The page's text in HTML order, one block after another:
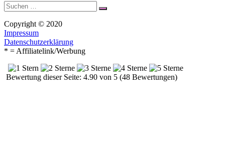
Suche
nach:
Suchen
Copyright © 2020
Impressum
Datenschutzerklärung
* = Affiliatelink/Werbung
Bewertung dieser Seite: 4.90 von 5 (48 Bewertungen)